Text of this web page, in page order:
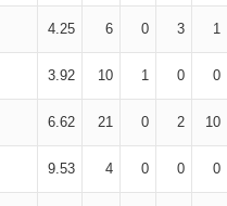
4.25 6 0 3 1
3.92 10 1 0 0
6.62 21 0 2 10
9.53 4 0 0 0